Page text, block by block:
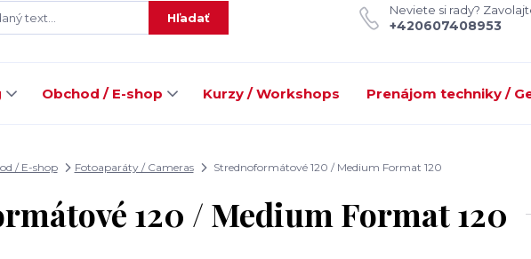
Hľadať
Neviete si rady?
+420607408953
Obchod / E-shop Kurzy / Workshops Prenájom techniky /
/ E-shop Fotoaparáty / Cameras Strednoformátové 120 / Medium Format 120
120 / Medium Format 120